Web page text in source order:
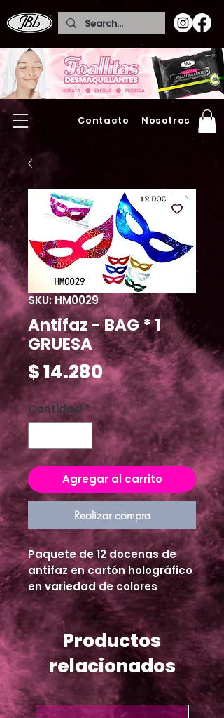
Contacto Nosotros
SKU: HM0029
Antifaz - BAG * 1
GRUESA
$ 14.280Precio
Cantidad *
Agregar al carrito
Realizar compra
Paquete de 12 docenas de
antifaz en cartón holográfico
en variedad de colores
Productos
relacionados